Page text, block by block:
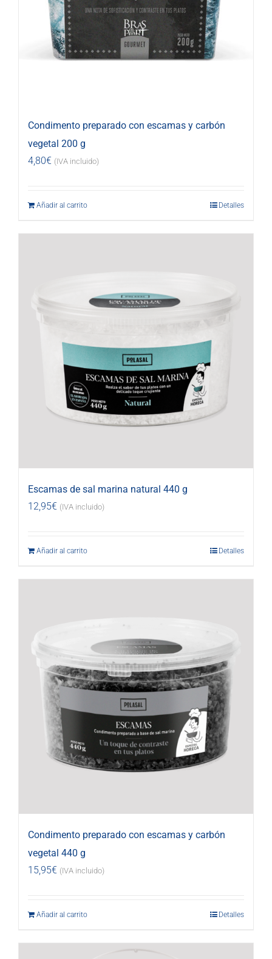
Condimento preparado con escamas y carbón
vegetal 200 g
4,80€ (IVA incluido)
Añadir al carrito Detalles
Escamas de sal marina natural 440 g
12,95€ (IVA incluido)
Añadir al carrito Detalles
Condimento preparado con escamas y carbón
vegetal 440 g
15,95€ (IVA incluido)
Añadir al carrito Detalles